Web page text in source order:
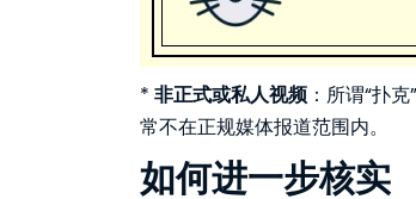
* 非正式或私人视频 ：所谓“扑
常不在正规媒体报道范围内。
如何进一步核实